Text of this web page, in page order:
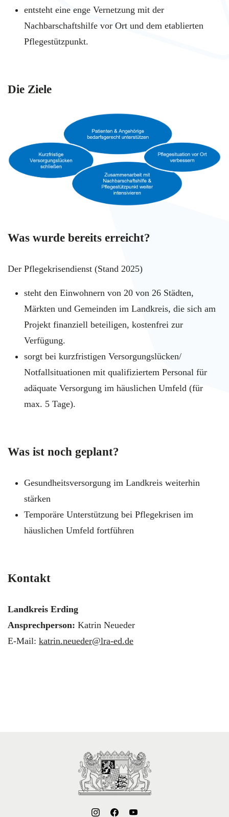
entsteht eine enge Vernetzung mit der
Nachbarschaftshilfe vor Ort und dem etablierten
Pflegestützpunkt.
Die Ziele
Was wurde bereits erreicht?
Der Pflegekrisendienst (Stand 2025)
steht den Einwohnern von 20 von 26 Städten,
Märkten und Gemeinden im Landkreis, die sich am
Projekt finanziell beteiligen, kostenfrei zur
Verfügung.
sorgt bei kurzfristigen Versorgungslücken/
Notfallsituationen mit qualifiziertem Personal für
adäquate Versorgung im häuslichen Umfeld (für
max. 5 Tage).
Was ist noch geplant?
Gesundheitsversorgung im Landkreis weiterhin
stärken
Temporäre Unterstützung bei Pflegekrisen im
häuslichen Umfeld fortführen
Kontakt
Landkreis Erding
Ansprechperson: Katrin Neueder
E-Mail: katrin.neueder@lra-ed.de